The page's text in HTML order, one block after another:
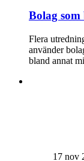
Bolag
Flera
använder
bland annat
17 nov